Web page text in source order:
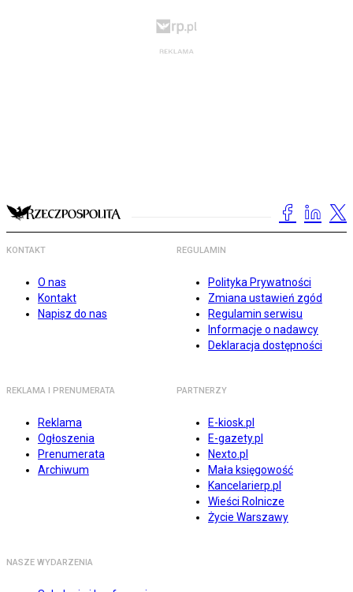
KONTAKT
O nas
Kontakt
Napisz do nas
REGULAMIN
Polityka Prywatności
Zmiana ustawień zgód
Regulamin serwisu
Informacje o nadawcy
Deklaracja dostępności
REKLAMA I PRENUMERATA
Reklama
Ogłoszenia
Prenumerata
Archiwum
PARTNERZY
E-kiosk.pl
E-gazety.pl
Nexto.pl
Mała księgowość
Kancelarierp.pl
Wieści Rolnicze
Życie Warszawy
NASZE WYDARZENIA